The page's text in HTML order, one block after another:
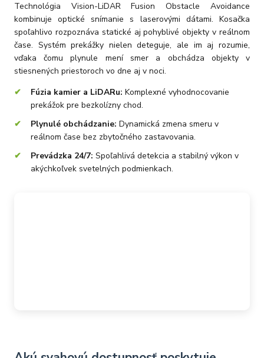
Technológia Vision-LiDAR Fusion Obstacle Avoidance
kombinuje optické snímanie s laserovými dátami. Kosačka
spoľahlivo rozpoznáva statické aj pohyblivé objekty v reálnom
čase. Systém prekážky nielen deteguje, ale im aj rozumie,
vďaka čomu plynule mení smer a obchádza objekty v
stiesnených priestoroch vo dne aj v noci.
Fúzia kamier a LiDARu: Komplexné vyhodnocovanie
prekážok pre bezkolízny chod.
Plynulé obchádzanie: Dynamická zmena smeru v
reálnom čase bez zbytočného zastavovania.
Prevádzka 24/7: Spoľahlivá detekcia a stabilný výkon v
akýchkoľvek svetelných podmienkach.